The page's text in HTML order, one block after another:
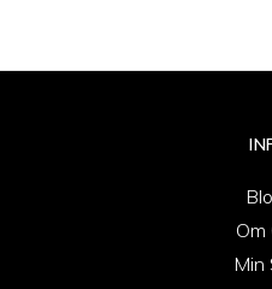
Om
Min